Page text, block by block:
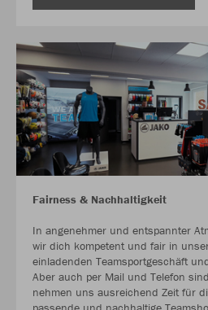
Fairness & Nachhaltigkeit
In angenehmer und entspannter
wir dich kompetent und fair in
einladenden Teamsportgeschäft
Aber auch per Mail und Telefon
nehmen uns ausreichend Zeit für